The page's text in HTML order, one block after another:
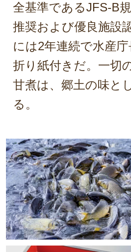
全基準であるJFS-B
推奨および優良施設
には2年連続で水産
折り紙付きだ。一切
甘煮は、郷土の味と
る。